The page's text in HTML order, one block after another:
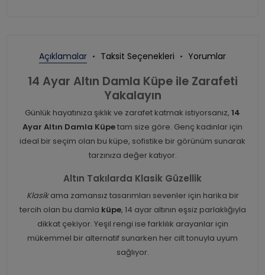
Açıklamalar Taksit Seçenekleri Yorumlar
14 Ayar Altın Damla Küpe ile Zarafeti
Yakalayın
Günlük hayatınıza şıklık ve zarafet katmak istiyorsanız, 14
Ayar Altın Damla Küpetam size göre. Genç kadınlar için
ideal bir seçim olan bu küpe, sofistike bir görünüm sunarak
tarzınıza değer katıyor.
Altın Takılarda Klasik Güzellik
Klasikama zamansız tasarımları sevenler için harika bir
tercih olan bu damla küpe, 14 ayar altının eşsiz parlaklığıyla
dikkat çekiyor. Yeşil rengi ise farklılık arayanlar için
mükemmel bir alternatif sunarken her cilt tonuyla uyum
sağlıyor.